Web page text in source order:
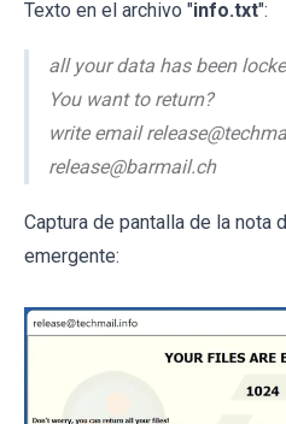
Texto en el archivo "info.txt":
all your data has been
You want to return?
write email
release@barmail.ch
Captura de pantalla de la nota
emergente: